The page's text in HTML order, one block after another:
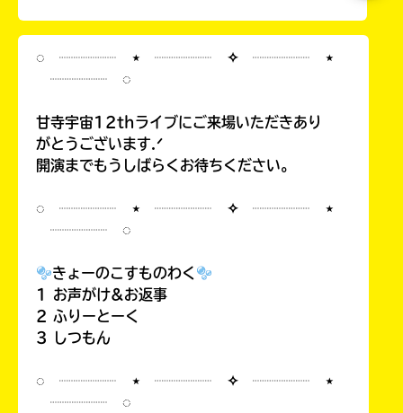
◌ ┈┈┈┈ ⋆ ┈┈┈┈ ✧ ┈┈┈┈ ⋆
┈┈┈┈ ◌
甘寺宇宙12thライブにご来場いただきあり
がとうございます.ᐟ
開演までもうしばらくお待ちください。
◌ ┈┈┈┈ ⋆ ┈┈┈┈ ✧ ┈┈┈┈ ⋆
┈┈┈┈ ◌
きょーのこすものわく
1 お声がけ&お返事
2 ふりーとーく
3 しつもん
◌ ┈┈┈┈ ⋆ ┈┈┈┈ ✧ ┈┈┈┈ ⋆
┈┈┈┈ ◌